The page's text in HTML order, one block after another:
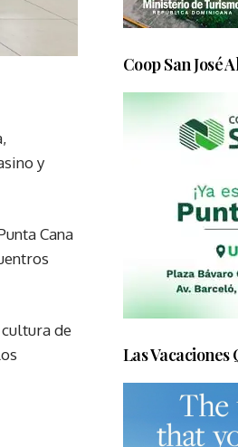
y
Cana
de
Coop San José
Las Vacaciones